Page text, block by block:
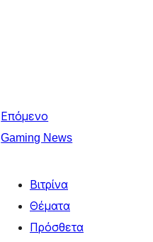
Επόμενο
Gaming News
Βιτρίνα
Θέματα
Πρόσθετα